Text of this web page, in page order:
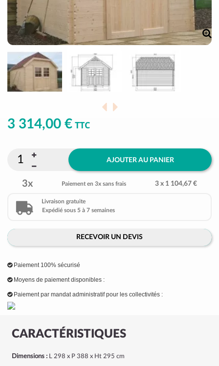
CARACTÉRISTIQUES
Dimensions : L 298 x P 388 x Ht 295 cm
3 314,00 € TTC
AJOUTER AU PANIER
3x Paiement en 3x sans frais 3 x 1 104,67 €
Livraison gratuite
Expédié sous 5 à 7 semaines
RECEVOIR UN DEVIS
Paiement 100% sécurisé
Moyens de paiement disponibles :
Paiement par mandat administratif pour les collectivités :